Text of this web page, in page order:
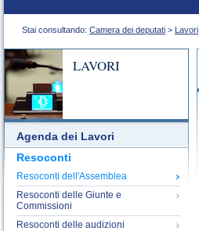
Stai consultando: Camera dei deputati > Lavori
LAVORI
Agenda dei Lavori
Resoconti
Resoconti dell'Assemblea
Resoconti delle Giunte e
Commissioni
Resoconti delle audizioni